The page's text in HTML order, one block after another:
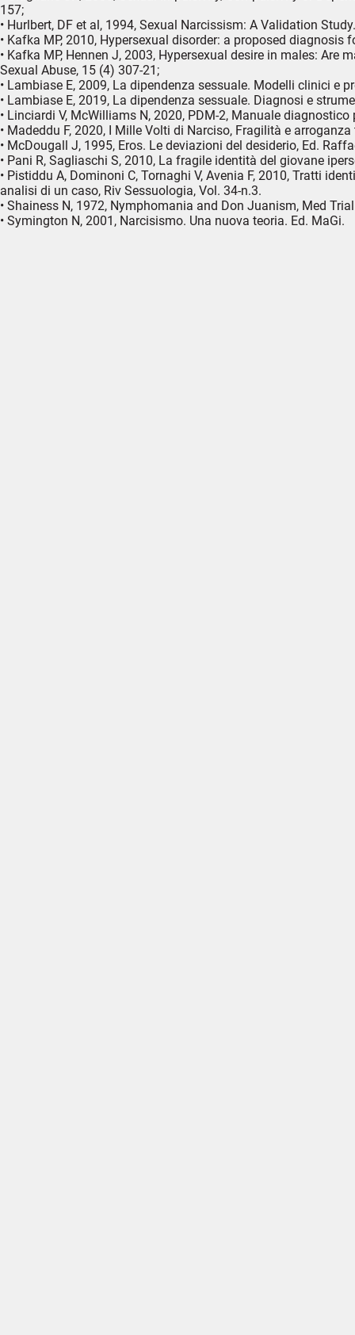
157;
• Hurlbert, DF et al, 1994, Sexual Narcissism: A Validation
• Kafka MP, 2010, Hypersexual disorder: a proposed diagnosis
• Kafka MP, Hennen J, 2003, Hypersexual desire in males:
Sexual Abuse, 15 (4) 307-21;
• Lambiase E, 2009, La dipendenza sessuale. Modelli clinici e
• Lambiase E, 2019, La dipendenza sessuale. Diagnosi e
• Linciardi V, McWilliams N, 2020, PDM-2, Manuale
• Madeddu F, 2020, I Mille Volti di Narciso, Fragilità e
• McDougall J, 1995, Eros. Le deviazioni del desiderio, Ed.
• Pani R, Sagliaschi S, 2010, La fragile identità del giovane
• Pistiddu A, Dominoni C, Tornaghi V, Avenia F, 2010, Tratti
analisi di un caso, Riv Sessuologia, Vol. 34-n.3.
• Shainess N, 1972, Nymphomania and Don Juanism, Med
• Symington N, 2001, Narcisismo. Una nuova teoria. Ed. MaGi.